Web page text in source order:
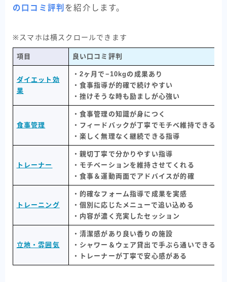
の口コミ評判 を紹介します。
※スマホは横スクロールできます
項目 良い口コミ評判
ダイエット効
果
・2ヶ月で−10kgの成果あり
・食事指導が的確で続けやすい
・挫けそうな時も励ましが心強い
食事管理
・食事管理の知識が身につく
・フィードバックが丁寧でモチベ維持できる
・楽しく無理なく継続できる指導
トレーナー
・親切丁寧で分かりやすい指導
・モチベーションを維持させてくれる
・食事＆運動両面でアドバイスが的確
トレーニング
・的確なフォーム指導で成果を実感
・個別に応じたメニューで追い込める
・内容が濃く充実したセッション
立地・雰囲気
・清潔感があり良い香りの施設
・シャワー＆ウェア貸出で手ぶら通いできる
・トレーナーが丁寧で安心感がある